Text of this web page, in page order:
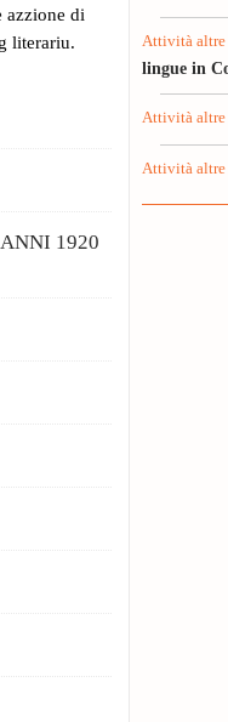
azzione di
literariu.
1920
Attività altre
lingue in
Attività altre
Attività altre